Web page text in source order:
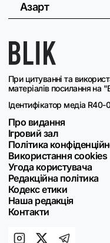
При цитуванні та
матеріалів посилання на
Ідентифікатор медіа R40-
Про видання
Ігровий зал
Політика
Використання cookies
Угода користувача
Редакційна політика
Кодекс етики
Наша редакція
Контакти
Азарт